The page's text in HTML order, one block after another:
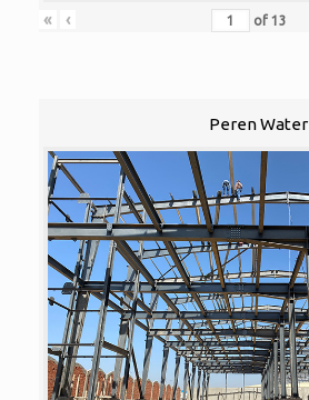
« ‹ of 13
Peren Water